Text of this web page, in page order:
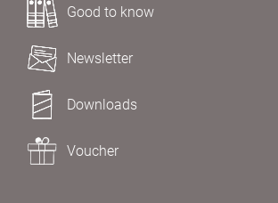
Good to know
Newsletter
Downloads
Voucher